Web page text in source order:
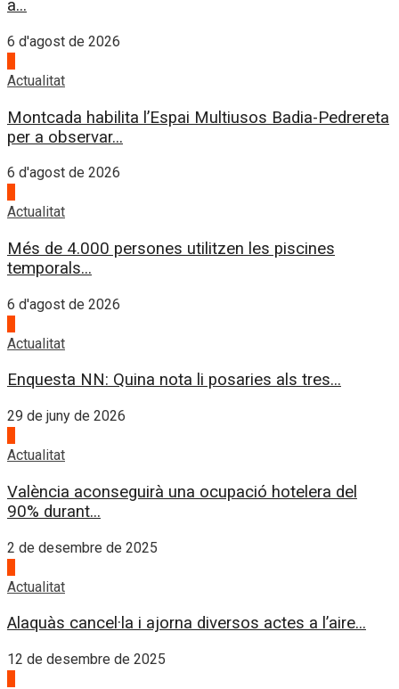
a...
6 d'agost de 2026
Actualitat
Montcada habilita l’Espai Multiusos Badia-Pedrereta
per a observar...
6 d'agost de 2026
Actualitat
Més de 4.000 persones utilitzen les piscines
temporals...
6 d'agost de 2026
Actualitat
Enquesta NN: Quina nota li posaries als tres...
29 de juny de 2026
Actualitat
València aconseguirà una ocupació hotelera del
90% durant...
2 de desembre de 2025
Actualitat
Alaquàs cancel·la i ajorna diversos actes a l’aire...
12 de desembre de 2025